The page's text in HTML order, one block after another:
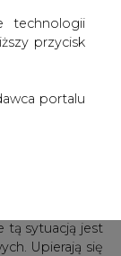
technologii
przycisk
portalu
dyplomaci i
rozumowanie
uwagę
Putina jest
tą sytuacją jest
Upierają się